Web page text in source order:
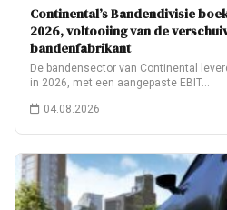
Continental’s Bandendivisie
2026, voltooiing van de
bandenfabrikant
De bandensector van Continental
in 2026, met een aangepaste EBIT…
04.08.2026